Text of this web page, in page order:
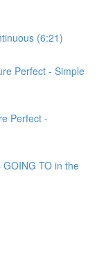
(6:21)
Perfect - Simple
Perfect -
TO in the